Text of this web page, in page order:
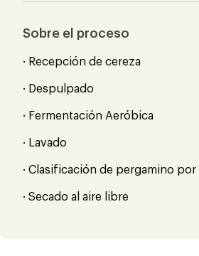
Sobre el proceso
· Recepción de cereza
· Despulpado
· Fermentación Aeróbica
· Lavado
· Clasificación de pergamino por
· Secado al aire libre